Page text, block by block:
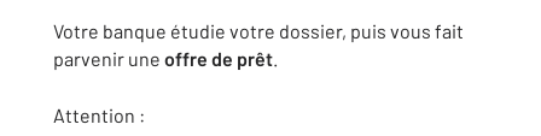
Votre banque étudie votre dossier, puis vous fait
parvenir une offre de prêt.
Attention :